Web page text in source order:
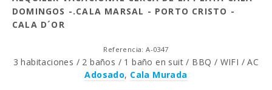
DOMINGOS -.CALA MARSAL - PORTO CRISTO -
CALA D´OR
Referencia: A-0347
3 habitaciones / 2 baños / 1 baño en suit / BBQ / WIFI / AC
Adosado, Cala Murada